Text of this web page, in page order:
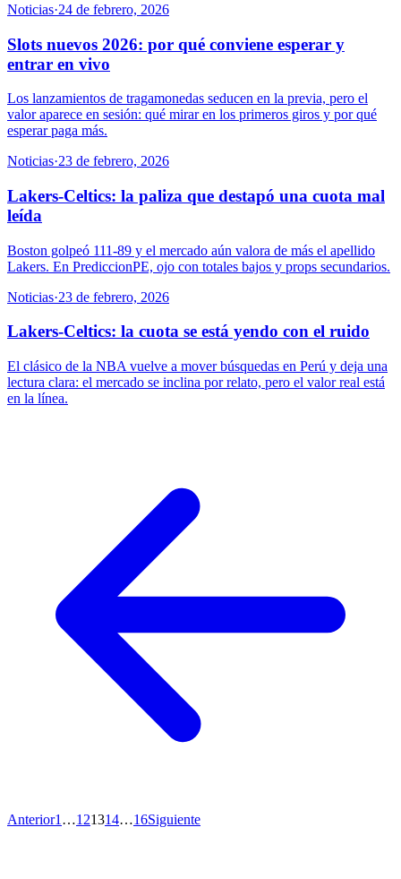
Noticias·24 de febrero, 2026
Slots nuevos 2026: por qué conviene esperar y
entrar en vivo
Los lanzamientos de tragamonedas seducen en la previa, pero el
valor aparece en sesión: qué mirar en los primeros giros y por qué
esperar paga más.
Noticias·23 de febrero, 2026
Lakers-Celtics: la paliza que destapó una cuota mal
leída
Boston golpeó 111-89 y el mercado aún valora de más el apellido
Lakers. En PrediccionPE, ojo con totales bajos y props secundarios.
Noticias·23 de febrero, 2026
Lakers-Celtics: la cuota se está yendo con el ruido
El clásico de la NBA vuelve a mover búsquedas en Perú y deja una
lectura clara: el mercado se inclina por relato, pero el valor real está
en la línea.
Anterior1 …121314…16Siguiente